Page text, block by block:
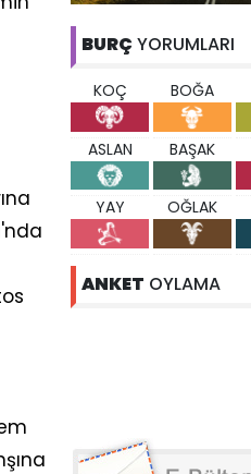
BURÇ YORUMLARI
KOÇ BOĞA
ASLAN BAŞAK
YAY OĞLAK
ANKET OYLAMA